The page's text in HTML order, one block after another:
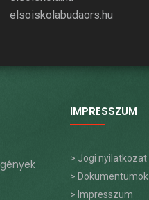
elsoiskolabudaors.hu
IMPRESSZUM
> Jogi nyilatkozat
> Dokumentumok
> Impresszum